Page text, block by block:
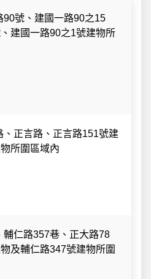
號、建國一路90之15
建國一路90之1號建物所
正言路、正言路151號建
所圍區域內
仁路357巷、正大路78
及輔仁路347號建物所圍